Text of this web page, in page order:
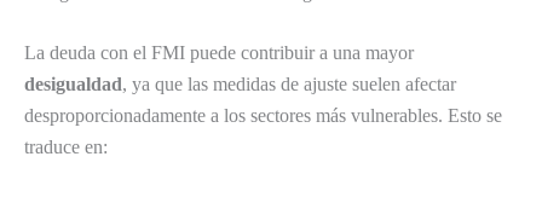
La deuda con el FMI puede contribuir a una mayor
desigualdad, ya que las medidas de ajuste suelen afectar
desproporcionadamente a los sectores más vulnerables. Esto se
traduce en: